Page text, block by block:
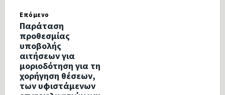
Επόμενο
Παράταση
προθεσμίας
υποβολής
αιτήσεων για
μοριοδότηση για τη
χορήγηση θέσεων,
των υφιστάμενων